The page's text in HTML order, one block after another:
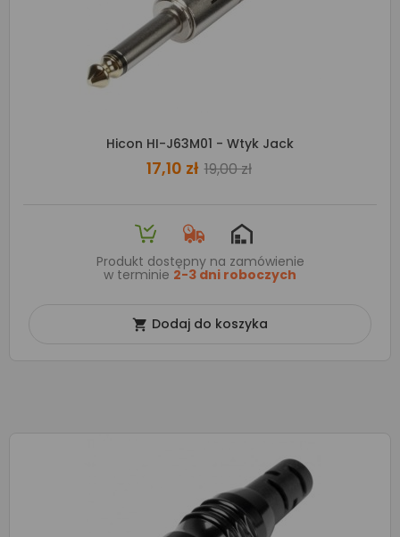
Hicon HI-J63M01 - Wtyk Jack
17,10 zł 19,00 zł
Produkt dostępny na zamówienie
w terminie 2-3 dni roboczych
 Dodaj do koszyka